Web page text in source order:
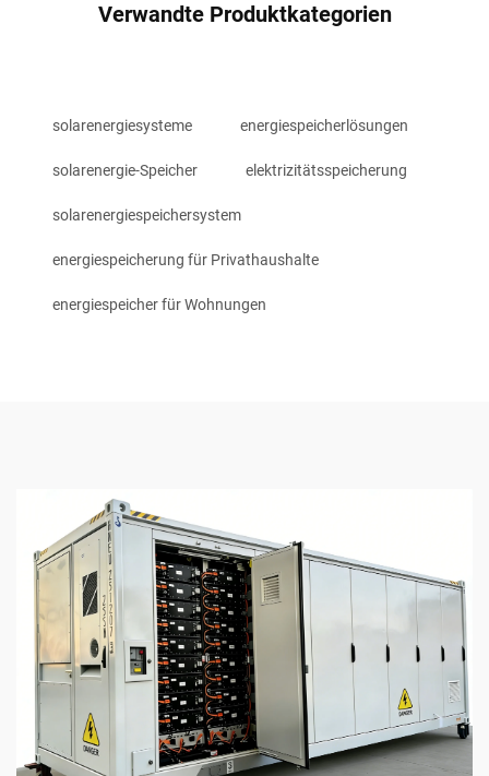
Verwandte Produktkategorien
solarenergiesysteme energiespeicherlösungen
solarenergie-Speicher elektrizitätsspeicherung
solarenergiespeichersystem
energiespeicherung für Privathaushalte
energiespeicher für Wohnungen